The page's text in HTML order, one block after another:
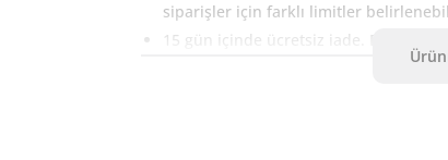
siparişler için farklı limitler
15 gün içinde ücretsiz iade. Detaylı